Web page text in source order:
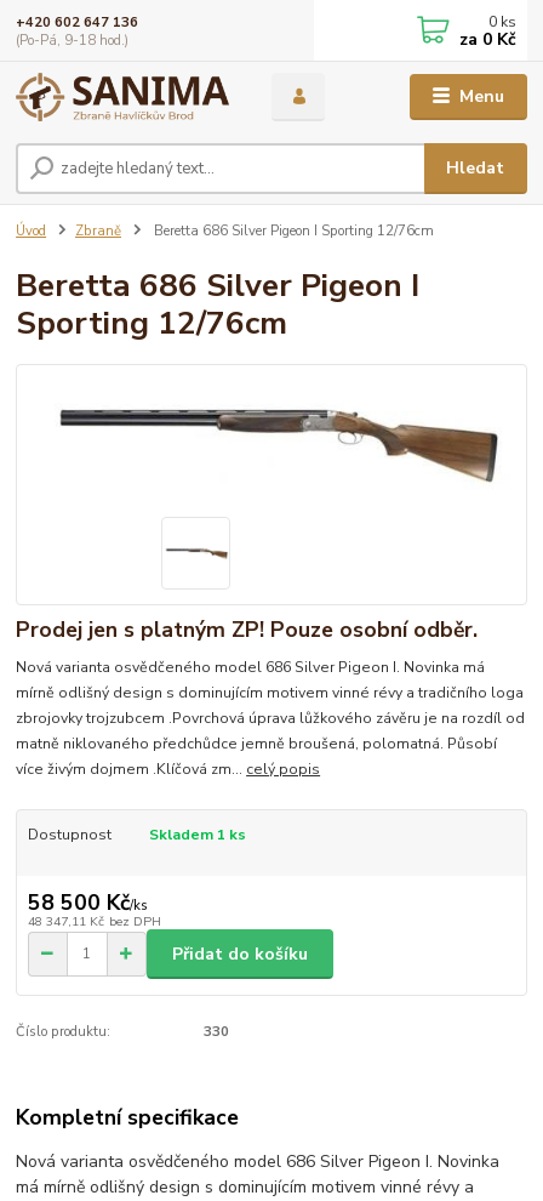
Menu
Hledat
+420 602 647 136
(Po-Pá, 9-18 hod.)
0 ks
za 0 Kč
Úvod Zbraně Beretta 686 Silver Pigeon I Sporting 12/76cm
Beretta 686 Silver Pigeon I
Sporting 12/76cm
Prodej jen s platným ZP! Pouze osobní odběr.
Nová varianta osvědčeného model 686 Silver Pigeon I. Novinka má
mírně odlišný design s dominujícím motivem vinné révy a tradičního loga
zbrojovky trojzubcem .Povrchová úprava lůžkového závěru je na rozdíl od
matně niklovaného předchůdce jemně broušená, polomatná. Působí
více živým dojmem .Klíčová zm... celý popis
Dostupnost Skladem 1 ks
58 500 Kč/ks
48 347,11 Kč bez DPH
Přidat do košíku
Číslo produktu: 330
Kompletní specifikace
Nová varianta osvědčeného model 686 Silver Pigeon I. Novinka
má mírně odlišný design s dominujícím motivem vinné révy a